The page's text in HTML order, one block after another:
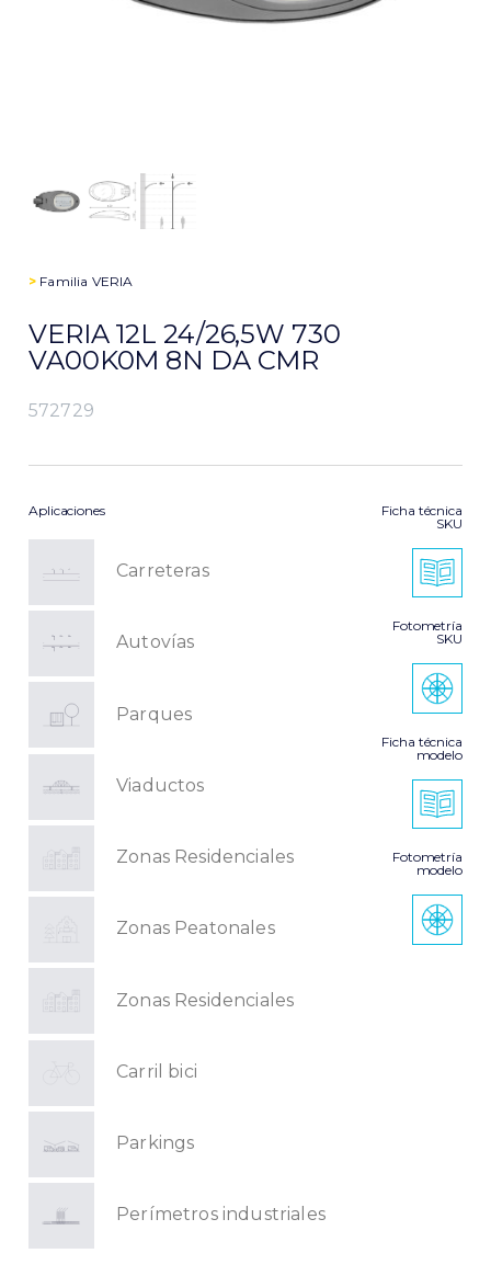
> Familia VERIA
VERIA 12L 24/26,5W 730
VA00K0M 8N DA CMR
572729
Aplicaciones
Carreteras
Autovías
Parques
Viaductos
Zonas Residenciales
Zonas Peatonales
Zonas Residenciales
Carril bici
Parkings
Perímetros industriales
Ficha técnica
SKU
Fotometría
SKU
Ficha técnica
modelo
Fotometría
modelo